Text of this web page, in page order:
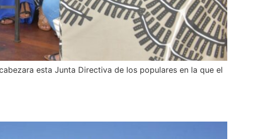
esta Junta Directiva de los populares en la que el